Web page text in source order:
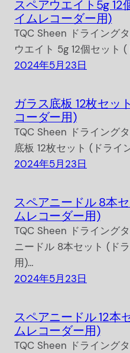
スペアウエイト5g 12
イムレコーダー用)
TQC Sheen ドライング
ウエイト 5g 12個セット
2024年5月23日
ガラス底板 12枚セッ
コーダー用)
TQC Sheen ドライング
底板 12枚セット (ドライ
2024年5月23日
スペアニードル 8本
ムレコーダー用)
TQC Sheen ドライング
ニードル 8本セット (ド
用)…
2024年5月23日
スペアニードル 12本
ムレコーダー用)
TQC Sheen ドライング